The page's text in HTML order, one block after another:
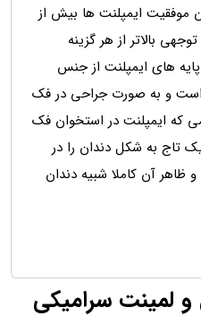
موفقیت ایمپلنت ها بیش از
بالاتر از هر گزینه
های ایمپلنت از جنس
است و به صورت جراحی در فک
که ایمپلنت در استخوان فک
تاج به شکل دندان را در
ظاهر آن کاملا شبیه دندان
و لمینت سرامیکی